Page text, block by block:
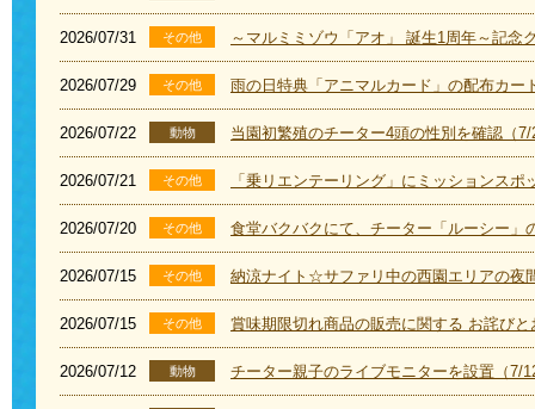
2026/07/31 その他 ～マルミミゾウ「アオ」 誕生1周年～記念
2026/07/29 その他 雨の日特典「アニマルカード」の配布カー
2026/07/22 動物 当園初繁殖のチーター4頭の性別を確認（7/
2026/07/21 その他 「乗リエンテーリング」にミッションス
2026/07/20 その他 食堂バクバクにて、チーター「ルーシー」
2026/07/15 その他 納涼ナイト☆サファリ中の西園エリアの夜
2026/07/15 その他 賞味期限切れ商品の販売に関する お詫び
2026/07/12 動物 チーター親子のライブモニターを設置（7/